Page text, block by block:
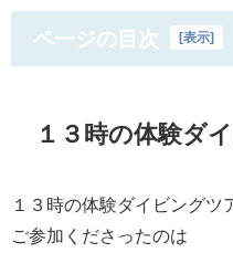
ページの目次 [表示]
１３時の体験ダ
１３時の体験ダイビングツ
ご参加くださったのは